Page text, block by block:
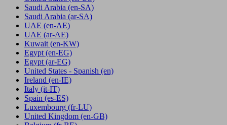
Saudi Arabia (en-SA)
Saudi Arabia (ar-SA)
UAE (en-AE)
UAE (ar-AE)
Kuwait (en-KW)
Egypt (en-EG)
Egypt (ar-EG)
United States - Spanish (en)
Ireland (en-IE)
Italy (it-IT)
Spain (es-ES)
Luxembourg (fr-LU)
United Kingdom (en-GB)